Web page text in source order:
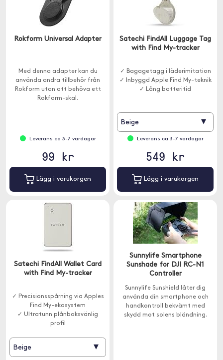
Rokform Universal Adapter
Med denna adapter kan du
använda andra tillbehör från
Rokform utan att behöva ett
Rokform-skal.
Leverans ca 3-7 vardagar
99 kr
Lägg i varukorgen
Satechi FindAll Luggage Tag
with Find My-tracker
✓ Bagagetagg i läderimitation
✓ Inbyggd Apple Find My-teknik
✓ Lång batteritid
Beige ▾
Leverans ca 3-7 vardagar
549 kr
Lägg i varukorgen
Satechi FindAll Wallet Card
with Find My-tracker
✓ Precisionsspårning via Apples
Find My-ekosystem
✓ Ultratunn plånboksvänlig
profil
Beige ▾
Sunnylife Smartphone
Sunshade for DJI RC-N1
Controller
Sunnylife Sunshield låter dig
använda din smartphone och
handkontroll bekvämt med
skydd mot solens bländning.